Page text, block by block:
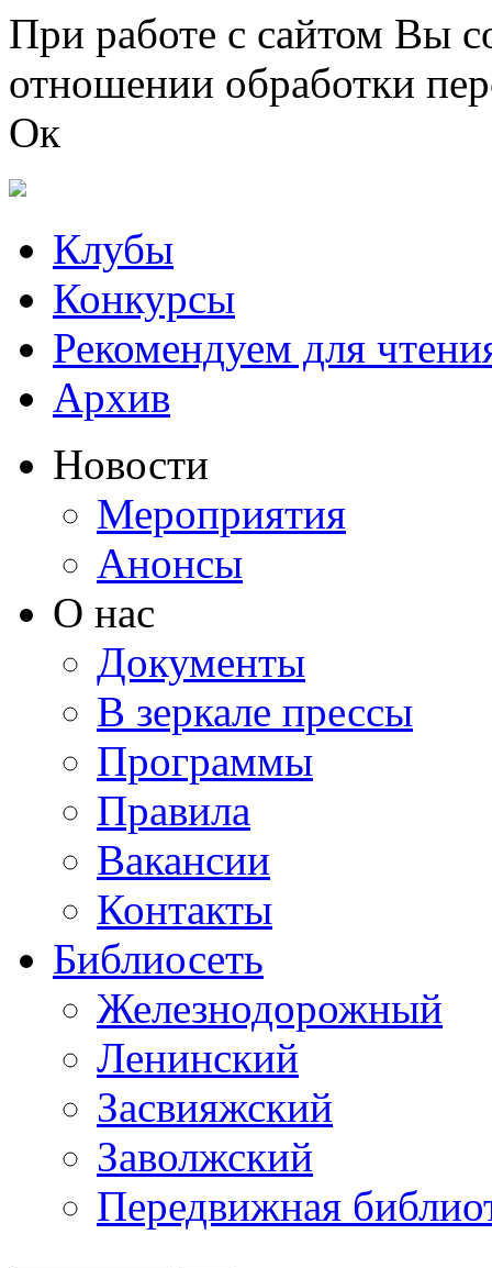
Перейти к основному содержанию
При работе с сайтом Вы
отношении обработки
Ок
Клубы
Конкурсы
Рекомендуем для
Архив
Новости
Мероприятия
Анонсы
О нас
Документы
В зеркале прессы
Программы
Правила
Вакансии
Контакты
Библиосеть
Железнодорожный
Ленинский
Засвияжский
Заволжский
Передвижная